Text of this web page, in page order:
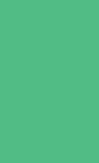
engagement